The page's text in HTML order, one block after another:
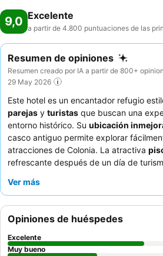
9,0 Excelente
a partir de 4.800 puntuaciones de las
Resumen de opiniones
Resumen creado por IA a partir de 800+
29 May 2026
Este hotel es un encantador refugio
parejas y turistas que buscan una
entorno histórico. Su ubicación
casco antiguo permite explorar
atracciones de Colonia. La atractiva
refrescante después de un día de
desayuno casero, que incluye una
relajante, considere solicitar una
para asegurar un ambiente tranquilo.
Ver más
Opiniones de huéspedes
Excelente
Muy bueno